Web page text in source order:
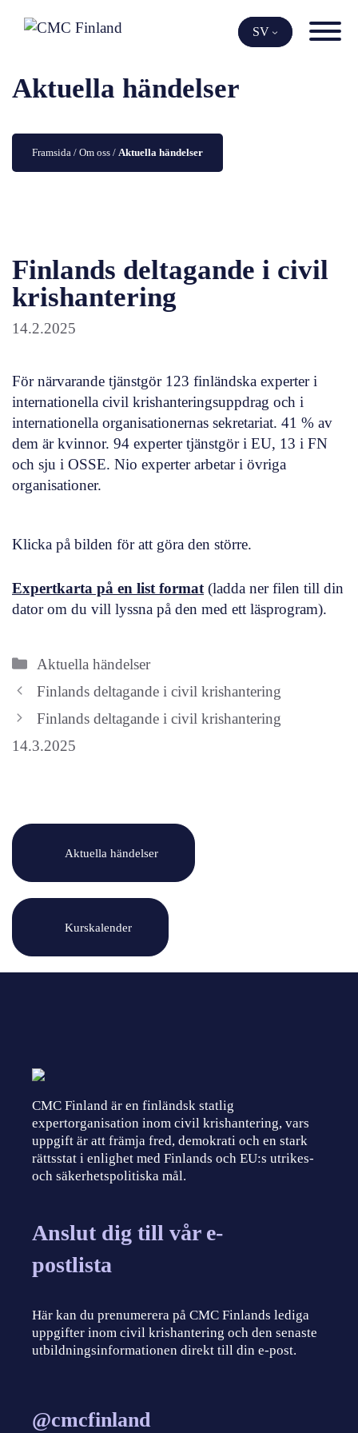
SV
Aktuella händelser
Framsida / Om oss / Aktuella händelser
Finlands deltagande i civil
krishantering
14.2.2025
För närvarande tjänstgör 123 finländska experter i
internationella civil krishanteringsuppdrag och i
internationella organisationernas sekretariat. 41 % av
dem är kvinnor. 94 experter tjänstgör i EU, 13 i FN
och sju i OSSE. Nio experter arbetar i övriga
organisationer.
Klicka på bilden för att göra den större.
Expertkarta på en list format (ladda ner filen till din
dator om du vill lyssna på den med ett läsprogram).
Categories
Aktuella händelser
Finlands deltagande i civil krishantering
Finlands deltagande i civil krishantering
14.3.2025
Aktuella händelser
Kurskalender
CMC Finland är en finländsk statlig
expertorganisation inom civil krishantering, vars
uppgift är att främja fred, demokrati och en stark
rättsstat i enlighet med Finlands och EU:s utrikes-
och säkerhetspolitiska mål.
Anslut dig till vår e-
postlista
Här kan du prenumerera på CMC Finlands lediga
uppgifter inom civil krishantering och den senaste
utbildningsinformationen direkt till din e-post.
@cmcfinland